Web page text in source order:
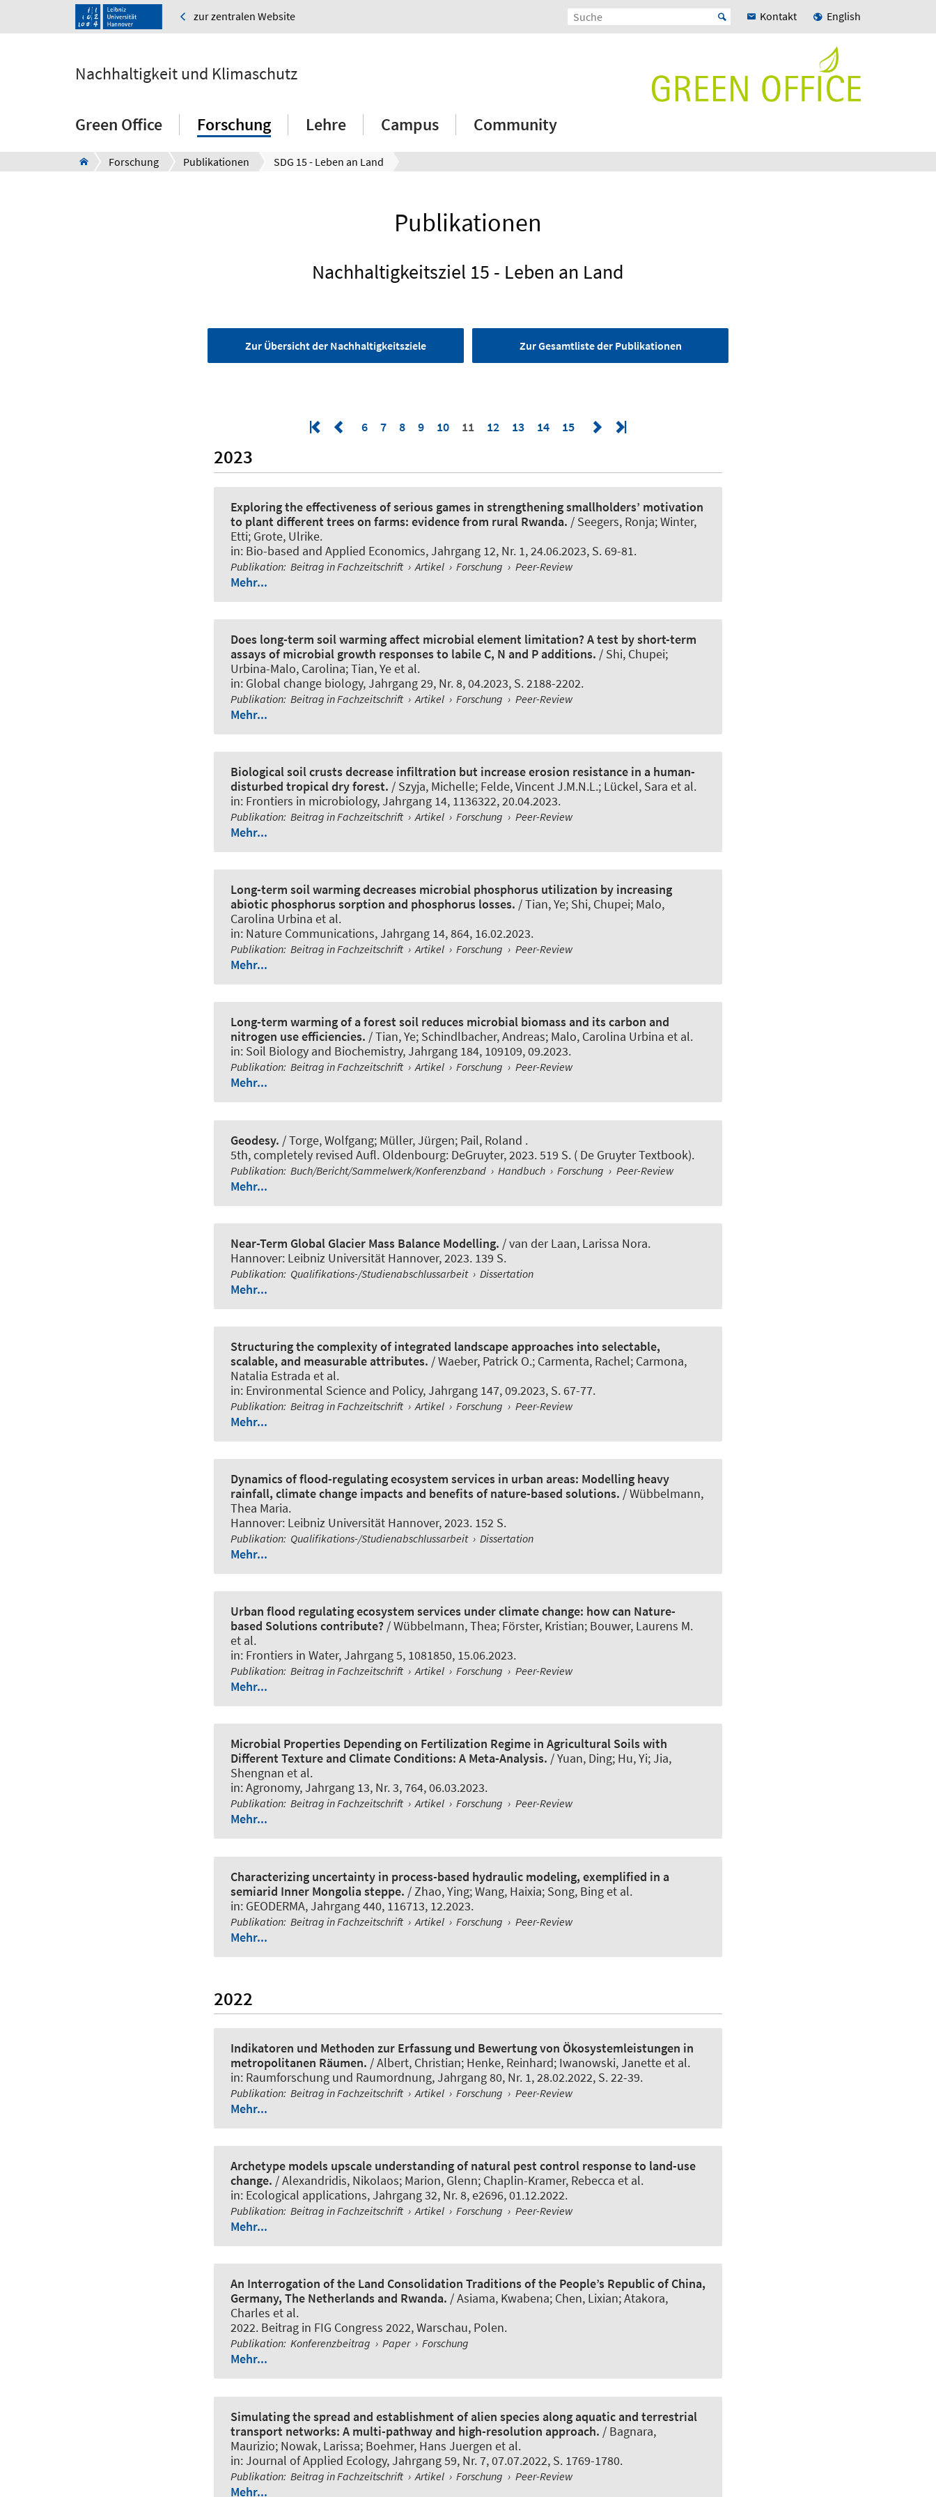
zur zentralen Website Kontakt English
Nachhaltigkeit und Klimaschutz
Green Office Forschung Lehre Campus Community
Forschung Publikationen SDG 15 - Leben an Land
Publikationen
Nachhaltigkeitsziel 15 - Leben an Land
Zur Übersicht der Nachhaltigkeitsziele Zur Gesamtliste der Publikationen
6 7 8 9 10 11 12 13 14 15
2023
Exploring the effectiveness of serious games in strengthening smallholders’ motivation
to plant different trees on farms: evidence from rural Rwanda. / Seegers, Ronja; Winter,
Etti; Grote, Ulrike.
in: Bio-based and Applied Economics, Jahrgang 12, Nr. 1, 24.06.2023, S. 69-81.
Publikation: Beitrag in Fachzeitschrift › Artikel › Forschung › Peer-Review
Mehr...
Does long-term soil warming affect microbial element limitation? A test by short-term
assays of microbial growth responses to labile C, N and P additions. / Shi, Chupei;
Urbina-Malo, Carolina; Tian, Ye et al.
in: Global change biology, Jahrgang 29, Nr. 8, 04.2023, S. 2188-2202.
Publikation: Beitrag in Fachzeitschrift › Artikel › Forschung › Peer-Review
Mehr...
Biological soil crusts decrease infiltration but increase erosion resistance in a human-
disturbed tropical dry forest. / Szyja, Michelle; Felde, Vincent J.M.N.L.; Lückel, Sara et al.
in: Frontiers in microbiology, Jahrgang 14, 1136322, 20.04.2023.
Publikation: Beitrag in Fachzeitschrift › Artikel › Forschung › Peer-Review
Mehr...
Long-term soil warming decreases microbial phosphorus utilization by increasing
abiotic phosphorus sorption and phosphorus losses. / Tian, Ye; Shi, Chupei; Malo,
Carolina Urbina et al.
in: Nature Communications, Jahrgang 14, 864, 16.02.2023.
Publikation: Beitrag in Fachzeitschrift › Artikel › Forschung › Peer-Review
Mehr...
Long-term warming of a forest soil reduces microbial biomass and its carbon and
nitrogen use efficiencies. / Tian, Ye; Schindlbacher, Andreas; Malo, Carolina Urbina et al.
in: Soil Biology and Biochemistry, Jahrgang 184, 109109, 09.2023.
Publikation: Beitrag in Fachzeitschrift › Artikel › Forschung › Peer-Review
Mehr...
Geodesy. / Torge, Wolfgang; Müller, Jürgen; Pail, Roland .
5th, completely revised Aufl. Oldenbourg: DeGruyter, 2023. 519 S. ( De Gruyter Textbook).
Publikation: Buch/Bericht/Sammelwerk/Konferenzband › Handbuch › Forschung › Peer-Review
Mehr...
Near-Term Global Glacier Mass Balance Modelling. / van der Laan, Larissa Nora.
Hannover: Leibniz Universität Hannover, 2023. 139 S.
Publikation: Qualifikations-/Studienabschlussarbeit › Dissertation
Mehr...
Structuring the complexity of integrated landscape approaches into selectable,
scalable, and measurable attributes. / Waeber, Patrick O.; Carmenta, Rachel; Carmona,
Natalia Estrada et al.
in: Environmental Science and Policy, Jahrgang 147, 09.2023, S. 67-77.
Publikation: Beitrag in Fachzeitschrift › Artikel › Forschung › Peer-Review
Mehr...
Dynamics of flood-regulating ecosystem services in urban areas: Modelling heavy
rainfall, climate change impacts and benefits of nature-based solutions. /Wübbelmann,
Thea Maria.
Hannover: Leibniz Universität Hannover, 2023. 152 S.
Publikation: Qualifikations-/Studienabschlussarbeit › Dissertation
Mehr...
Urban flood regulating ecosystem services under climate change: how can Nature-
based Solutions contribute? /Wübbelmann, Thea; Förster, Kristian; Bouwer, Laurens M.
et al.
in: Frontiers in Water, Jahrgang 5, 1081850, 15.06.2023.
Publikation: Beitrag in Fachzeitschrift › Artikel › Forschung › Peer-Review
Mehr...
Microbial Properties Depending on Fertilization Regime in Agricultural Soils with
Different Texture and Climate Conditions: A Meta-Analysis. / Yuan, Ding; Hu, Yi; Jia,
Shengnan et al.
in:Agronomy, Jahrgang 13, Nr. 3, 764, 06.03.2023.
Publikation: Beitrag in Fachzeitschrift › Artikel › Forschung › Peer-Review
Mehr...
Characterizing uncertainty in process-based hydraulic modeling, exemplified in a
semiarid Inner Mongolia steppe. / Zhao, Ying; Wang, Haixia; Song, Bing et al.
in: GEODERMA, Jahrgang 440, 116713, 12.2023.
Publikation: Beitrag in Fachzeitschrift › Artikel › Forschung › Peer-Review
Mehr...
2022
Indikatoren und Methoden zur Erfassung und Bewertung von Ökosystemleistungen in
metropolitanen Räumen. /Albert, Christian; Henke, Reinhard; Iwanowski, Janette et al.
in: Raumforschung und Raumordnung, Jahrgang 80, Nr. 1, 28.02.2022, S. 22-39.
Publikation: Beitrag in Fachzeitschrift › Artikel › Forschung › Peer-Review
Mehr...
Archetype models upscale understanding of natural pest control response to land-use
change. / Alexandridis, Nikolaos; Marion, Glenn; Chaplin-Kramer, Rebecca et al.
in: Ecological applications, Jahrgang 32, Nr. 8, e2696, 01.12.2022.
Publikation: Beitrag in Fachzeitschrift › Artikel › Forschung › Peer-Review
Mehr...
An Interrogation of the Land Consolidation Traditions of the People’s Republic of China,
Germany, The Netherlands and Rwanda. /Asiama, Kwabena; Chen, Lixian; Atakora,
Charles et al.
2022. Beitrag in FIG Congress 2022, Warschau, Polen.
Publikation: Konferenzbeitrag › Paper › Forschung
Mehr...
Simulating the spread and establishment of alien species along aquatic and terrestrial
transport networks: A multi-pathway and high-resolution approach. / Bagnara,
Maurizio; Nowak, Larissa; Boehmer, Hans Juergen et al.
in:Journal of Applied Ecology, Jahrgang 59, Nr. 7, 07.07.2022, S. 1769-1780.
Publikation: Beitrag in Fachzeitschrift › Artikel › Forschung › Peer-Review
Mehr...